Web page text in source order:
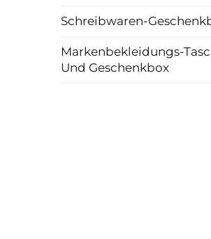
Schreibwaren-
Markenbekleidungs-
Und Geschenkbox